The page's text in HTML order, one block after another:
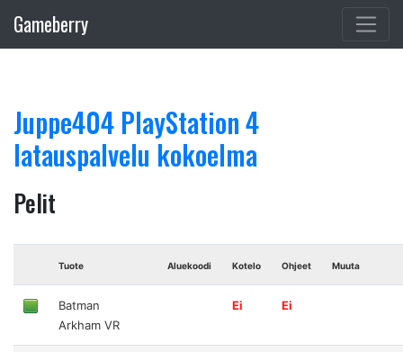
Gameberry
Juppe404 PlayStation 4
latauspalvelu kokoelma
Pelit
Tuote Aluekoodi Kotelo Ohjeet Muuta
Batman
Arkham VR
Ei Ei